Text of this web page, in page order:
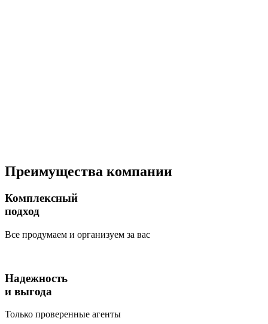
Преимущества компании
Комплексный
подход
Все продумаем и организуем за вас
Надежность
и выгода
Только проверенные агенты